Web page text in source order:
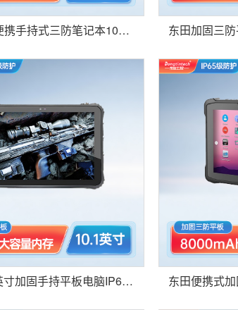
东田三防便携手持式三防笔记本10英寸阳光可视平板电脑工控机DTZ-Q1089EL
东田10.1英寸加固手持平板电脑IP65防水工业便携三防笔记本-DTZ-Q1006E